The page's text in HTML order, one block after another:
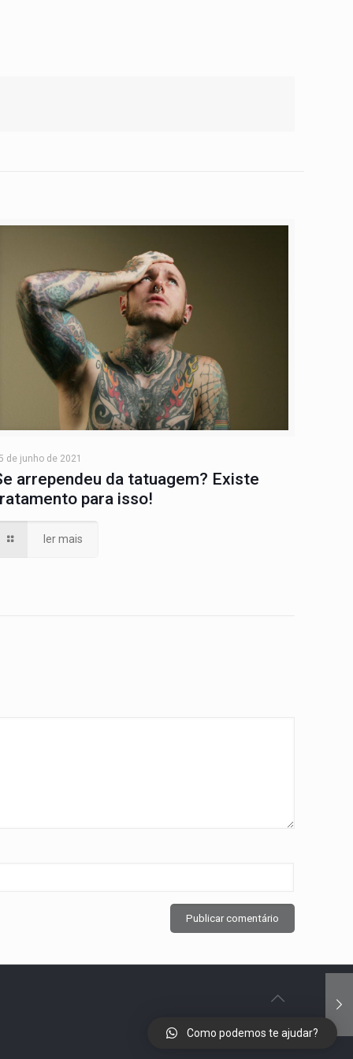
de junho de 2021
arrependeu da tatuagem? Existe
para isso!
ler mais
Como podemos te ajudar?